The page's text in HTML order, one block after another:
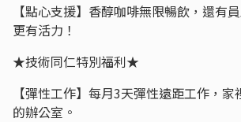
【點心支援】香醇咖啡無限暢飲，還有
更有活力！
★技術同仁特別福利★
【彈性工作】每月3天彈性遠距工作，
的辦公室。